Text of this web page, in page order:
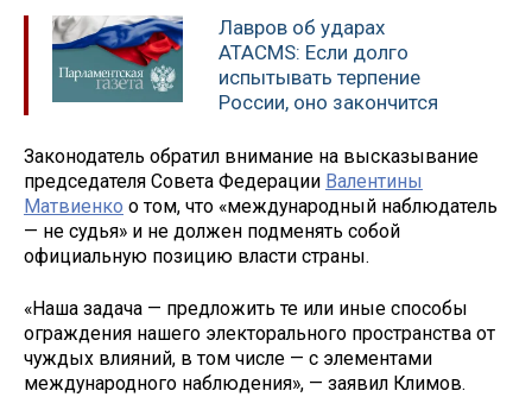
Лавров об ударах
ATACMS: Если долго
испытывать терпение
России, оно закончится
Законодатель обратил внимание на высказывание
председателя Совета Федерации Валентины
Матвиенко о том, что «международный наблюдатель
— не судья» и не должен подменять собой
официальную позицию власти страны.
«Наша задача — предложить те или иные способы
ограждения нашего электорального пространства от
чуждых влияний, в том числе — с элементами
международного наблюдения», — заявил Климов.